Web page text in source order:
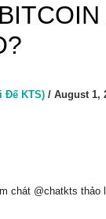
Đế KTS) / August 1,
chát @chatkts thảo